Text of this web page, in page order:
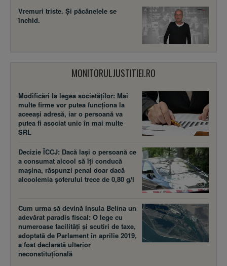
Vremuri triste. Şi păcănelele se
închid.
MONITORULJUSTITIEI.RO
Modificări la legea societăţilor: Mai
multe firme vor putea funcţiona la
aceeaşi adresă, iar o persoană va
putea fi asociat unic în mai multe
SRL
Decizie ÎCCJ: Dacă laşi o persoană ce
a consumat alcool să îţi conducă
maşina, răspunzi penal doar dacă
alcoolemia şoferului trece de 0,80 g/l
Cum urma să devină Insula Belina un
adevărat paradis fiscal: O lege cu
numeroase facilităţi şi scutiri de taxe,
adoptată de Parlament în aprilie 2019,
a fost declarată ulterior
neconstituţională